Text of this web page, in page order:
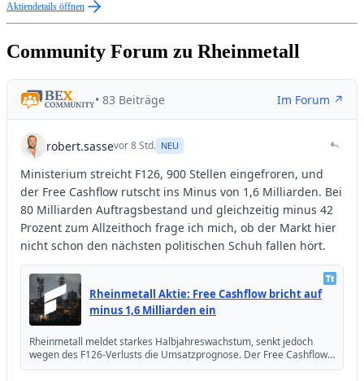
Aktiendetails öffnen
Community Forum zu Rheinmetall